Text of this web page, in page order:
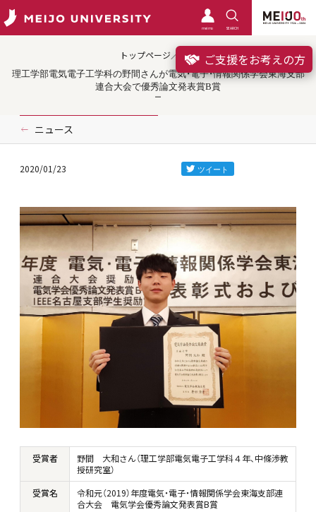
meimo SEARCH
ご支援をお考えの方
トップページ／受賞
理工学部電気電子工学科の野間さんが電気・電子・情報関係学会東海支部
連合大会で優秀論文発表賞B賞
ニュース
2020/01/23
受賞者
野間 大和さん（理工学部電気電子工学科４年、中條渉教
授研究室）
受賞名
令和元（2019）年度電気・電子・情報関係学会東海支部連
合大会 電気学会優秀論文発表賞B賞